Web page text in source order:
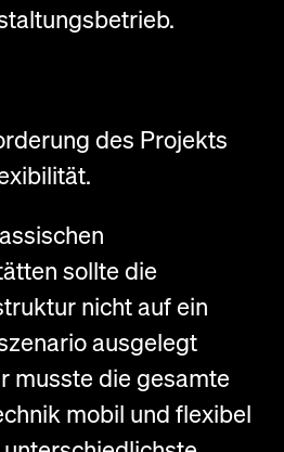
des Projekts
sollte die
nicht auf ein
ausgelegt
musste die gesamte
mobil und flexibel